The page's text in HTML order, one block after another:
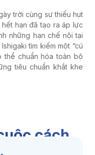
trời cùng sự thiếu hụt
hạn đã tạo ra áp lực
những hạn chế nội tại
tìm kiếm một “cú
thể chuẩn hóa toàn bộ
tiêu chuẩn khắt khe
cách